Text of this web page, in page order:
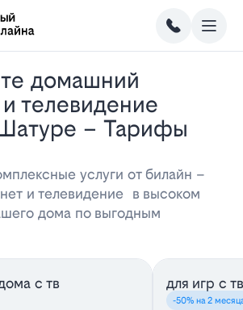
телевидение
– Тарифы
услуги от билайн –
и телевидение в высоком
дома по выгодным
с тв для игр с тв
-50% на 2